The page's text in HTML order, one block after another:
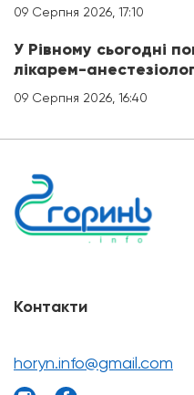
09 Серпня 2026, 17:10
У Рівному сьогодні
лікарем-
09 Серпня 2026, 16:40
Контакти
horyn.info@gmail.com